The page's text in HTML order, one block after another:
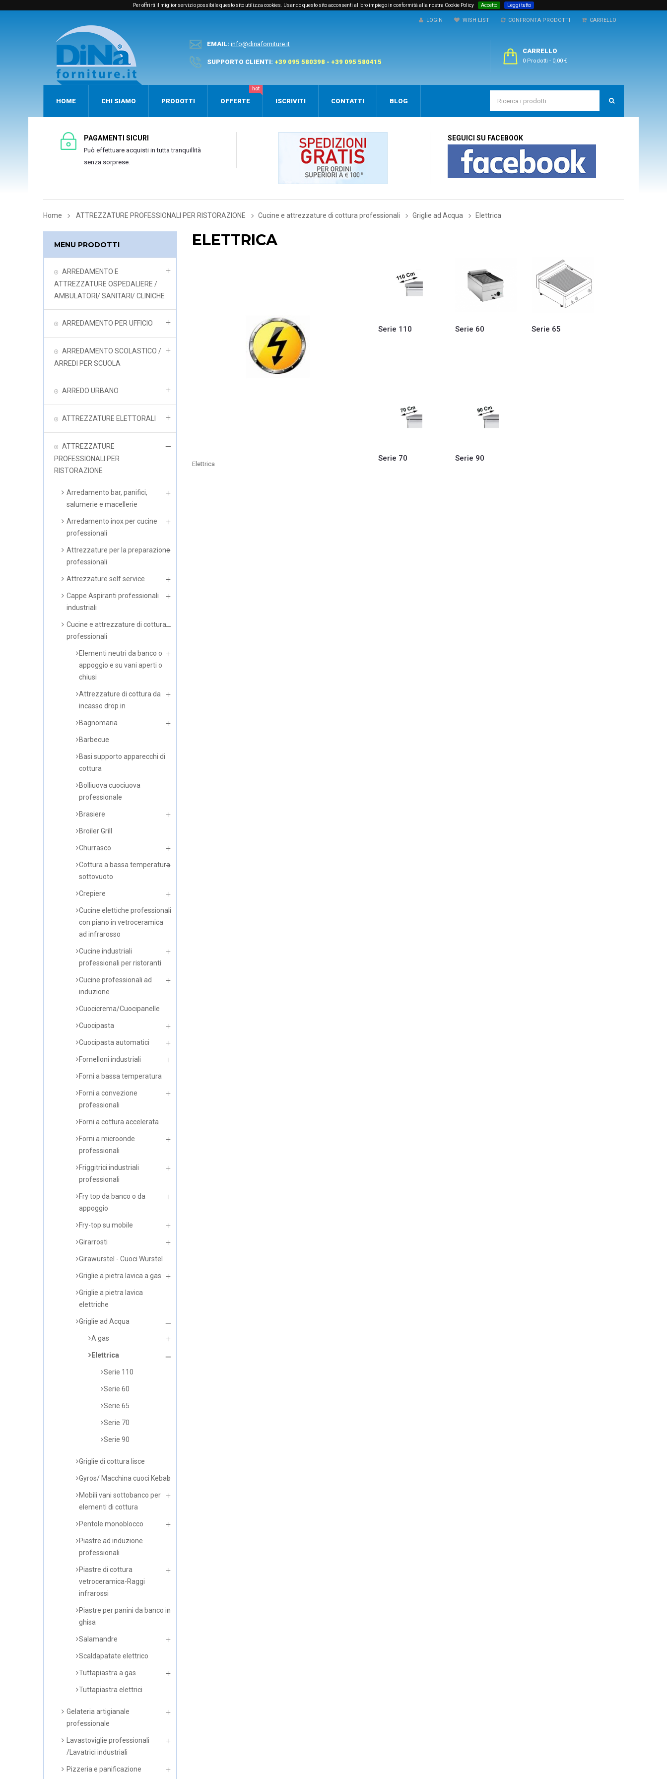
Per offrirti il miglior servizio possibile questo sito utilizza cookies. Usando questo sito acconsenti al loro impiego in conformità alla nostra Cookie Policy Accetto Leggi tutto
LOGIN WISH LIST CONFRONTA PRODOTTI CARRELLO
EMAIL: info@dinaforniture.it
SUPPORTO CLIENTI: +39 095 580398 - +39 095 580415
CARRELLO
0 Prodotti - 0,00 €
HOME CHI SIAMO PRODOTTI OFFERTE
hot
ISCRIVITI CONTATTI BLOG
PAGAMENTI SICURI
Può effettuare acquisti in tutta tranquillità
senza sorprese.
SEGUICI SU FACEBOOK
Home ATTREZZATURE PROFESSIONALI PER RISTORAZIONE Cucine e attrezzature di cottura professionali Griglie ad Acqua Elettrica
MENU PRODOTTI
ARREDAMENTO E
ATTREZZATURE OSPEDALIERE /
AMBULATORI/ SANITARI/ CLINICHE
ARREDAMENTO PER UFFICIO
ARREDAMENTO SCOLASTICO /
ARREDI PER SCUOLA
ARREDO URBANO
ATTREZZATURE ELETTORALI
ATTREZZATURE
PROFESSIONALI PER
RISTORAZIONE
Arredamento bar, panifici,
salumerie e macellerie
Arredamento inox per cucine
professionali
Attrezzature per la preparazione
professionali
Attrezzature self service
Cappe Aspiranti professionali
industriali
Cucine e attrezzature di cottura
professionali
Elementi neutri da banco o
appoggio e su vani aperti o
chiusi
Attrezzature di cottura da
incasso drop in
Bagnomaria
Barbecue
Basi supporto apparecchi di
cottura
Bolliuova cuociuova
professionale
Brasiere
Broiler Grill
Churrasco
Cottura a bassa temperatura
sottovuoto
Crepiere
Cucine elettiche professionali
con piano in vetroceramica
ad infrarosso
Cucine industriali
professionali per ristoranti
Cucine professionali ad
induzione
Cuocicrema/Cuocipanelle
Cuocipasta
Cuocipasta automatici
Fornelloni industriali
Forni a bassa temperatura
Forni a convezione
professionali
Forni a cottura accelerata
Forni a microonde
professionali
Friggitrici industriali
professionali
Fry top da banco o da
appoggio
Fry-top su mobile
Girarrosti
Girawurstel - Cuoci Wurstel
Griglie a pietra lavica a gas
Griglie a pietra lavica
elettriche
Griglie ad Acqua
A gas
Elettrica
Serie 110
Serie 60
Serie 65
Serie 70
Serie 90
Griglie di cottura lisce
Gyros/ Macchina cuoci Kebab
Mobili vani sottobanco per
elementi di cottura
Pentole monoblocco
Piastre ad induzione
professionali
Piastre di cottura
vetroceramica-Raggi
infrarossi
Piastre per panini da banco in
ghisa
Salamandre
Scaldapatate elettrico
Tuttapiastra a gas
Tuttapiastra elettrici
Gelateria artigianale
professionale
Lavastoviglie professionali
/Lavatrici industriali
Pizzeria e panificazione
ELETTRICA
Elettrica
Serie 110 Serie 60 Serie 65
Serie 70 Serie 90